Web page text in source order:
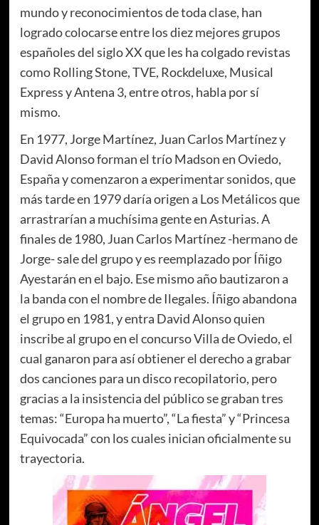
mundo y reconocimientos de toda clase, han
logrado colocarse entre los diez mejores grupos
españoles del siglo XX que les ha colgado revistas
como Rolling Stone, TVE, Rockdeluxe, Musical
Express y Antena 3, entre otros, habla por sí
mismo.
En 1977, Jorge Martínez, Juan Carlos Martínez y
David Alonso forman el trío Madson en Oviedo,
España y comenzaron a experimentar sonidos, que
más tarde en 1979 daría origen a Los Metálicos que
arrastrarían a muchísima gente en Asturias. A
finales de 1980, Juan Carlos Martínez -hermano de
Jorge- sale del grupo y es reemplazado por Íñigo
Ayestarán en el bajo. Ese mismo año bautizaron a
la banda con el nombre de Ilegales. Íñigo abandona
el grupo en 1981, y entra David Alonso quien
inscribe al grupo en el concurso Villa de Oviedo, el
cual ganaron para así obtiener el derecho a grabar
dos canciones para un disco recopilatorio, pero
gracias a la insistencia del público se graban tres
temas: “Europa ha muerto”, “La fiesta” y “Princesa
Equivocada” con los cuales inician oficialmente su
trayectoria.